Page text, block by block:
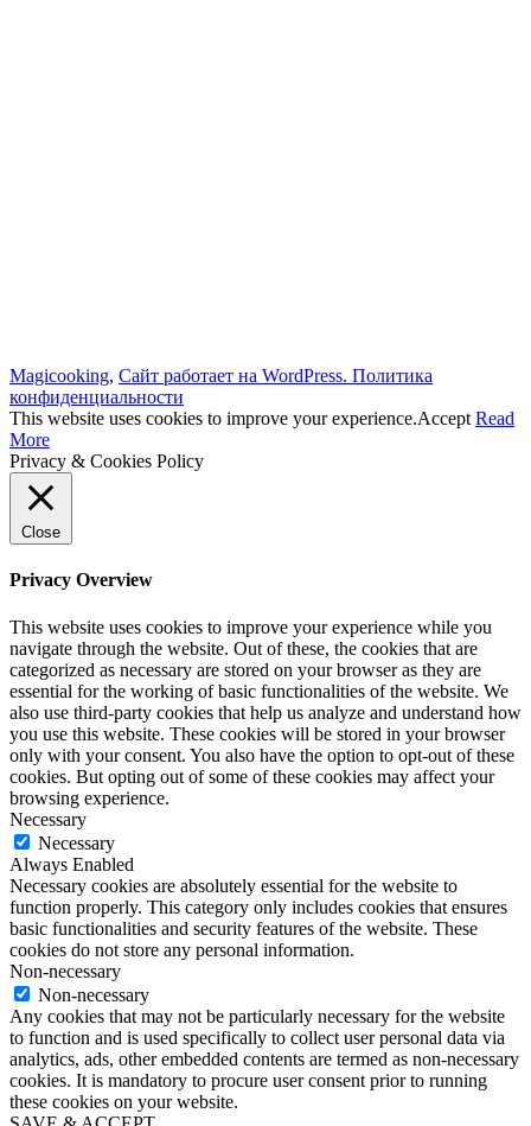
Magicooking, Сайт работает на WordPress. Политика
конфиденциальности
This website uses cookies to improve your experience.Accept Read
More
Privacy & Cookies Policy
Close
Privacy Overview
This website uses cookies to improve your experience while you
navigate through the website. Out of these, the cookies that are
categorized as necessary are stored on your browser as they are
essential for the working of basic functionalities of the website. We
also use third-party cookies that help us analyze and understand how
you use this website. These cookies will be stored in your browser
only with your consent. You also have the option to opt-out of these
cookies. But opting out of some of these cookies may affect your
browsing experience.
Necessary
Necessary
Always Enabled
Necessary cookies are absolutely essential for the website to
function properly. This category only includes cookies that ensures
basic functionalities and security features of the website. These
cookies do not store any personal information.
Non-necessary
Non-necessary
Any cookies that may not be particularly necessary for the website
to function and is used specifically to collect user personal data via
analytics, ads, other embedded contents are termed as non-necessary
cookies. It is mandatory to procure user consent prior to running
these cookies on your website.